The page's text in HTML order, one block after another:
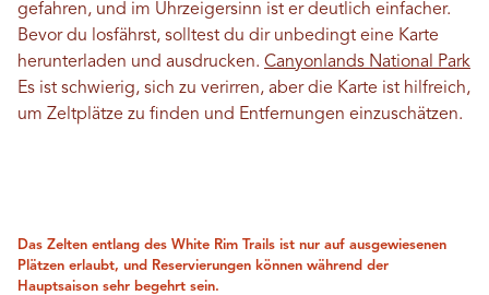
gefahren, und im Uhrzeigersinn ist er deutlich einfacher.
Bevor du losfährst, solltest du dir unbedingt eine Karte
herunterladen und ausdrucken. Canyonlands National Park
Es ist schwierig, sich zu verirren, aber die Karte ist hilfreich,
um Zeltplätze zu finden und Entfernungen einzuschätzen.
Das Zelten entlang des White Rim Trails ist nur auf ausgewiesenen
Plätzen erlaubt, und Reservierungen können während der
Hauptsaison sehr begehrt sein.